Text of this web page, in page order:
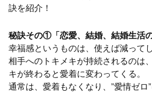
訣を紹介！
秘訣その①「恋愛、結婚、結婚生活
幸福感というものは、使えば減って
相手へのトキメキが持続されるのは
キが終わると愛着に変わってくる。
通常は、愛着もなくなり、”愛情ゼ